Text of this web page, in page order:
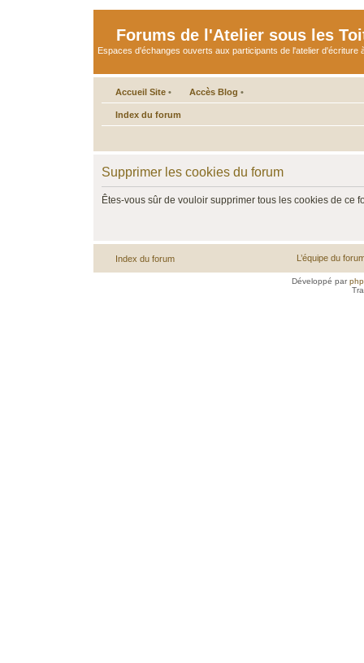
Forums de l'Atelier sous les
Espaces d'échanges ouverts aux participants de l'atelier d'écriture
Accueil Site • Accès Blog •
Index du forum
Supprimer les cookies du forum
Êtes-vous sûr de vouloir supprimer tous les cookies de ce
Index du forum L’équipe du
Développé par